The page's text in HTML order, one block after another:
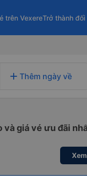
trên VexereTrở thành đối
add Thêm ngày về
và giá vé ưu đãi